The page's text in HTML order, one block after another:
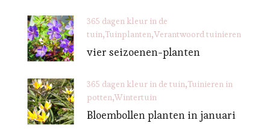
365 dagen kleur in de
tuin Tuinplanten Verantwoord tuinieren
vier seizoenen-planten
365 dagen kleur in de tuin Tuinieren in
potten Wintertuin
Bloembollen planten in januari